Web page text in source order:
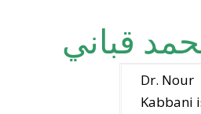
قباني
Dr. Nour
Kabbani